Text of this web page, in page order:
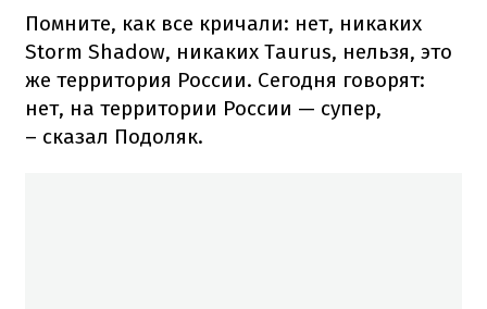
Помните, как все кричали: нет, никаких
Storm Shadow, никаких Taurus, нельзя, это
же территория России. Сегодня говорят:
нет, на территории России — супер,
– сказал Подоляк.